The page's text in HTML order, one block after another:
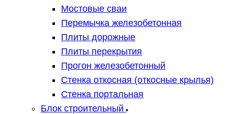
Мостовые сваи
Перемычка железобетонная
Плиты дорожные
Плиты перекрытия
Прогон железобетонный
Стенка откосная (откосные крылья)
Стенка портальная
Блок строительный